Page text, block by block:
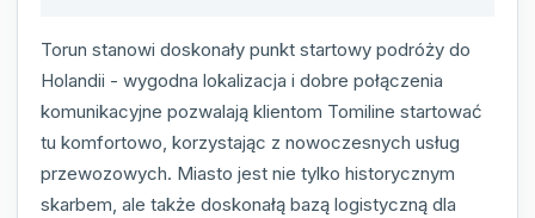
Torun stanowi doskonały punkt startowy podróży do
Holandii - wygodna lokalizacja i dobre połączenia
komunikacyjne pozwalają klientom Tomiline startować
tu komfortowo, korzystając z nowoczesnych usług
przewozowych. Miasto jest nie tylko historycznym
skarbem, ale także doskonałą bazą logistyczną dla